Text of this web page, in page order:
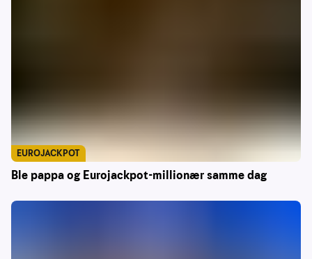
Ble pappa og Eurojackpot-millionær samme dag
EUROJACKPOT